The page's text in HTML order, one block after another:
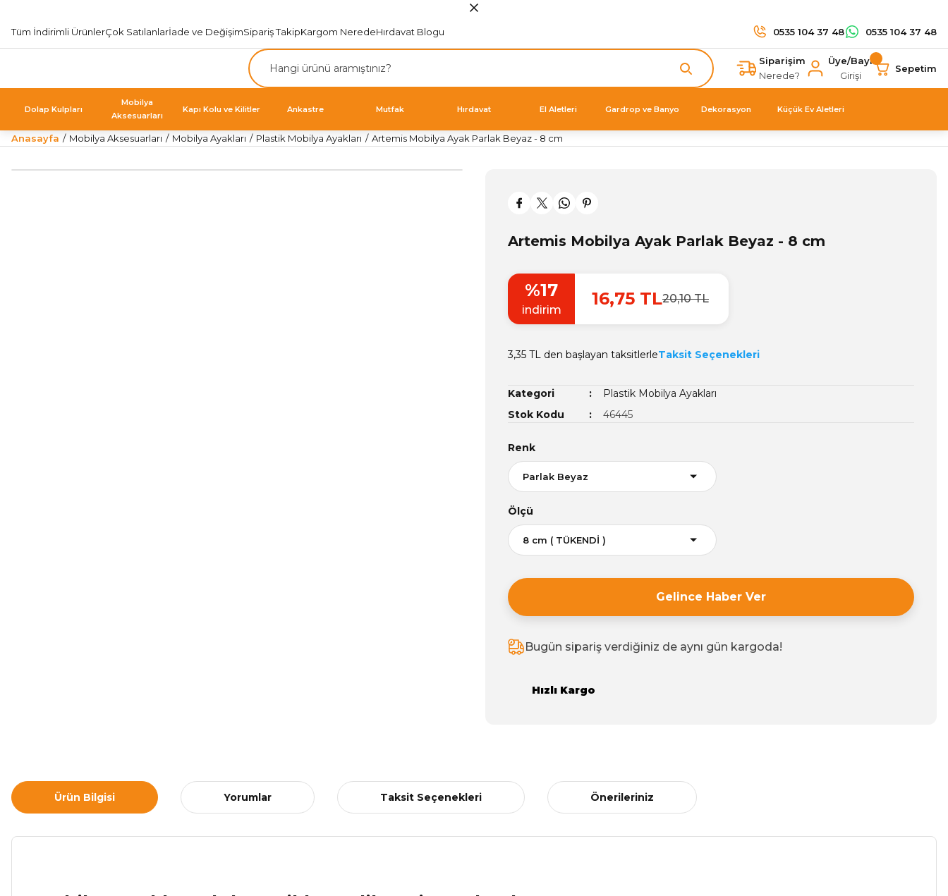
Tüm İndirimli ÜrünlerÇok Satılanlarİade ve DeğişimSipariş TakipKargom NeredeHırdavat Blogu 0535 104 37 48 0535 104 37 48
Siparişim
Nerede?
Üye/Bayi
Girişi
Sepetim
Dolap Kulpları
Mobilya
Aksesuarları
Kapı Kolu ve Kilitler Ankastre Mutfak Hırdavat El Aletleri Gardrop ve Banyo Dekorasyon Küçük Ev Aletleri
Anasayfa Mobilya Aksesuarları Mobilya Ayakları Plastik Mobilya Ayakları Artemis Mobilya Ayak Parlak Beyaz - 8 cm
Artemis Mobilya Ayak Parlak Beyaz - 8 cm
%17
indirim
16,75 TL20,10 TL
3,35 TL den başlayan taksitlerleTaksit Seçenekleri
Kategori
Plastik Mobilya Ayakları
Stok Kodu
46445
Renk
Ölçü
Gelince Haber Ver
Bugün sipariş verdiğiniz de aynı gün kargoda!
Hızlı Kargo
Ürün Bilgisi Yorumlar Taksit Seçenekleri Önerileriniz